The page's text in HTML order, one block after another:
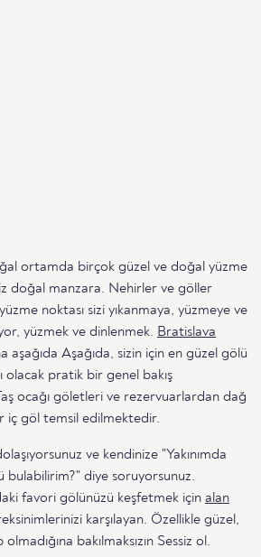
ortamda birçok güzel ve doğal yüzme
doğal manzara. Nehirler ve göller
noktası sizi yıkanmaya, yüzmeye ve
yüzmek ve dinlenmek. Bratislava
aşağıda Aşağıda, sizin için en güzel gölü
olacak pratik bir genel bakış
ocağı göletleri ve rezervuarlardan dağ
iç göl temsil edilmektedir.
ve kendinize "Yakınımda
bulabilirim?" diye soruyorsunuz.
favori gölünüzü keşfetmek için alan
karşılayan. Özellikle güzel,
bakılmaksızın Sessiz ol.